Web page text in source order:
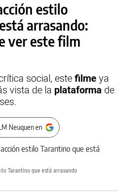
estilo
arrasando:
ver este film
social, este filme ya
vista de la plataforma de
Neuquen en
Tarantino que está arrasando